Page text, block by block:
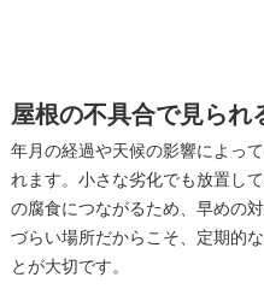
屋根の不具合で見られ
年月の経過や天候の影響によっ
れます。小さな劣化でも放置し
の腐食につながるため、早めの
づらい場所だからこそ、定期的
とが大切です。